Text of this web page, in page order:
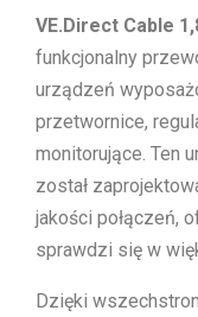
VE.Direct Cable
funkcjonalny
urządzeń
przetwornice,
monitorujące. Ten
został
jakości połączeń,
sprawdzi się w
Dzięki